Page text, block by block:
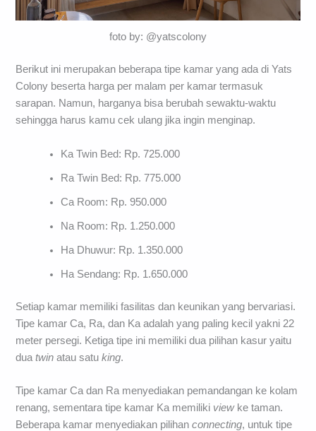
foto by: @yatscolony
Berikut ini merupakan beberapa tipe kamar yang ada di Yats
Colony beserta harga per malam per kamar termasuk
sarapan. Namun, harganya bisa berubah sewaktu-waktu
sehingga harus kamu cek ulang jika ingin menginap.
Ka Twin Bed: Rp. 725.000
Ra Twin Bed: Rp. 775.000
Ca Room: Rp. 950.000
Na Room: Rp. 1.250.000
Ha Dhuwur: Rp. 1.350.000
Ha Sendang: Rp. 1.650.000
Setiap kamar memiliki fasilitas dan keunikan yang bervariasi.
Tipe kamar Ca, Ra, dan Ka adalah yang paling kecil yakni 22
meter persegi. Ketiga tipe ini memiliki dua pilihan kasur yaitu
duatwinatau satuking.
Tipe kamar Ca dan Ra menyediakan pemandangan ke kolam
renang, sementara tipe kamar Ka memiliki view ke taman.
Beberapa kamar menyediakan pilihanconnecting, untuk tipe